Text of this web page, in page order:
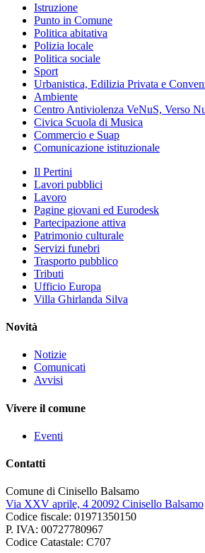
Istruzione
Punto in Comune
Politica abitativa
Polizia locale
Politica sociale
Sport
Urbanistica, Edilizia Privata e
Ambiente
Centro Antiviolenza VeNuS, Verso
Civica Scuola di Musica
Commercio e Suap
Comunicazione istituzionale
Il Pertini
Lavori pubblici
Lavoro
Pagine giovani ed Eurodesk
Partecipazione attiva
Patrimonio culturale
Servizi funebri
Trasporto pubblico
Tributi
Ufficio Europa
Villa Ghirlanda Silva
Novità
Notizie
Comunicati
Avvisi
Vivere il comune
Eventi
Contatti
Comune di Cinisello Balsamo
Via XXV aprile, 4 20092 Cinisello Balsamo
Codice fiscale: 01971350150
P. IVA: 00727780967
Codice Catastale: C707